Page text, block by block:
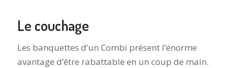
Le couchage
Les banquettes d’un Combi présent l’énorme
avantage d’être rabattable en un coup de main.